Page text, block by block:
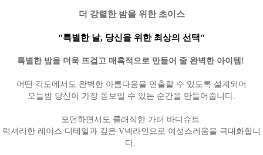
더 강렬한 밤을 위한 초이스
"특별한 날, 당신을 위한 최상의 선택"
특별한 밤을 더욱 뜨겁고 매혹적으로 만들어 줄 완벽한 아이템!
어떤 각도에서도 완벽한 아름다움을 연출할 수 있도록 설계되어
오늘밤 당신이 가장 돋보일 수 있는 순간을 만들어줍니다.
모던하면서도 클래식한 가터 바디슈트
럭셔리한 레이스 디테일과 깊은 V넥라인으로 여성스러움을 극대화합니
다.